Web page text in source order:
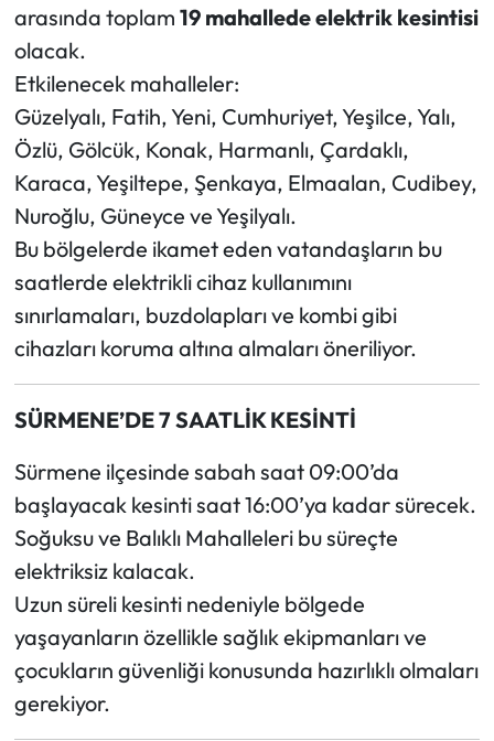
arasında toplam 19 mahallede elektrik kesintisi
olacak.
Etkilenecek mahalleler:
Güzelyalı, Fatih, Yeni, Cumhuriyet, Yeşilce, Yalı,
Özlü, Gölcük, Konak, Harmanlı, Çardaklı,
Karaca, Yeşiltepe, Şenkaya, Elmaalan, Cudibey,
Nuroğlu, Güneyce ve Yeşilyalı.
Bu bölgelerde ikamet eden vatandaşların bu
saatlerde elektrikli cihaz kullanımını
sınırlamaları, buzdolapları ve kombi gibi
cihazları koruma altına almaları öneriliyor.
SÜRMENE’DE 7 SAATLİK KESİNTİ
Sürmene ilçesinde sabah saat 09:00’da
başlayacak kesinti saat 16:00’ya kadar sürecek.
Soğuksu ve Balıklı Mahalleleri bu süreçte
elektriksiz kalacak.
Uzun süreli kesinti nedeniyle bölgede
yaşayanların özellikle sağlık ekipmanları ve
çocukların güvenliği konusunda hazırlıklı olmaları
gerekiyor.